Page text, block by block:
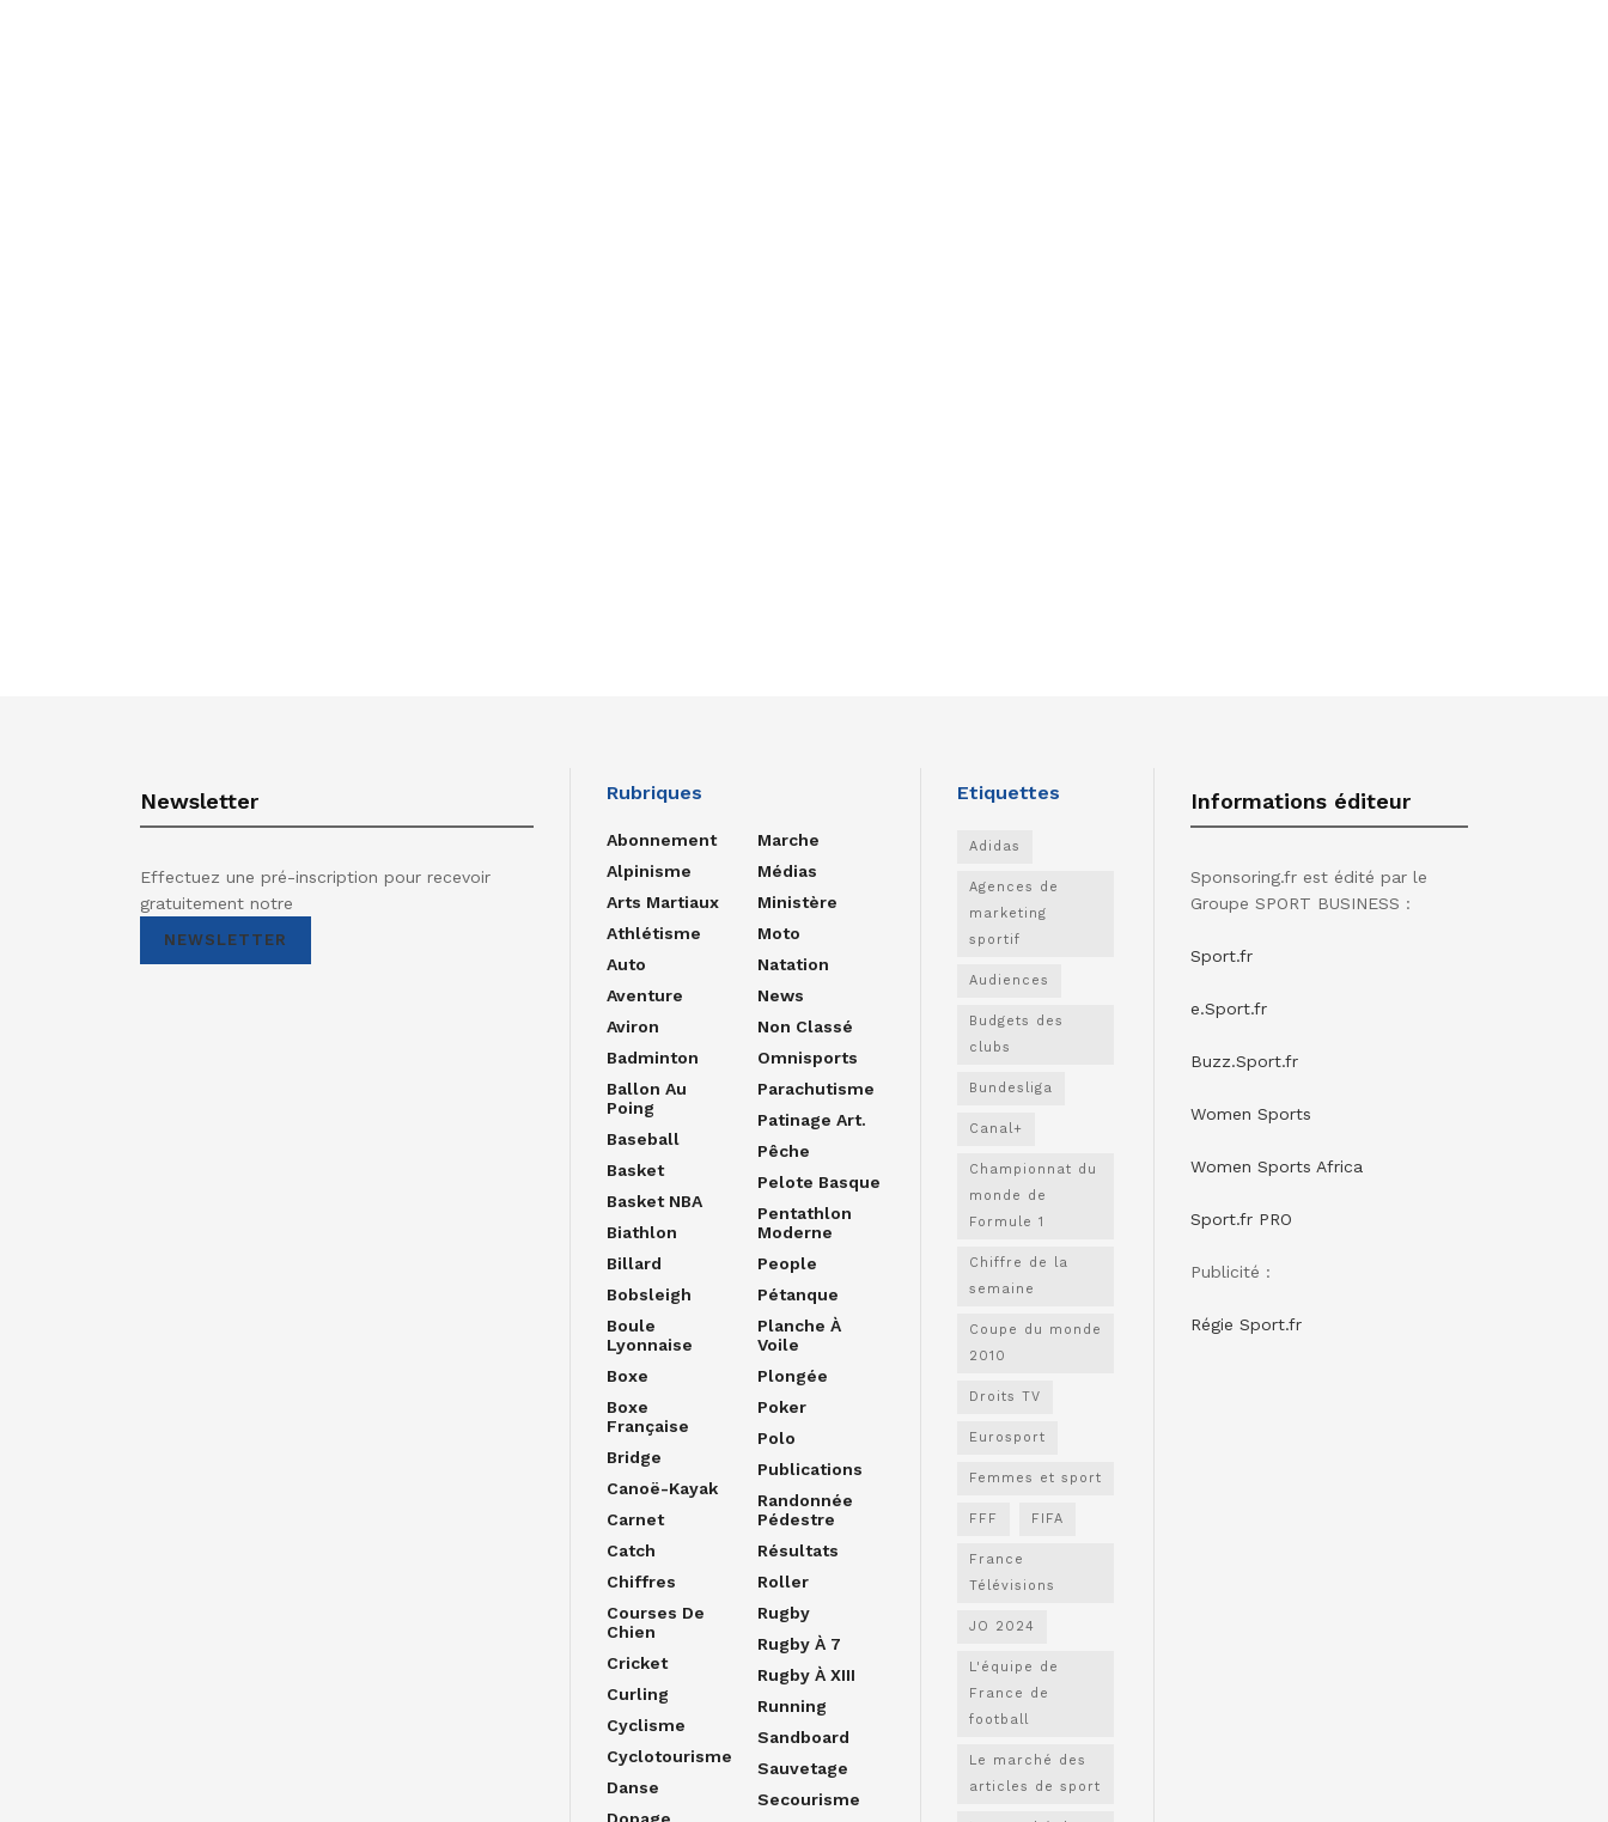
Newsletter
Effectuez une pré-inscription pour recevoir
gratuitement notre
NEWSLETTER
Rubriques
Abonnement
Alpinisme
Arts Martiaux
Athlétisme
Auto
Aventure
Aviron
Badminton
Ballon Au
Poing
Baseball
Basket
Basket NBA
Biathlon
Billard
Bobsleigh
Boule
Lyonnaise
Boxe
Boxe
Française
Bridge
Canoë-Kayak
Carnet
Catch
Chiffres
Courses De
Chien
Cricket
Curling
Cyclisme
Cyclotourisme
Danse
Marche
Médias
Ministère
Moto
Natation
News
Non Classé
Omnisports
Parachutisme
Patinage Art.
Pêche
Pelote Basque
Pentathlon
Moderne
People
Pétanque
Planche À
Voile
Plongée
Poker
Polo
Publications
Randonnée
Pédestre
Résultats
Roller
Rugby
Rugby À 7
Rugby À XIII
Running
Sandboard
Sauvetage
Secourisme
Etiquettes
Adidas
Agences de
marketing
sportif
Audiences
Budgets des
clubs
Bundesliga
Canal+
Championnat du
monde de
Formule 1
Chiffre de la
semaine
Coupe du monde
2010
Droits TV
Eurosport
Femmes et sport
FFF FIFA
France
Télévisions
JO 2024
L'équipe de
France de
football
Le marché des
articles de sport
Informations éditeur
Sponsoring.fr est édité par le
Groupe SPORT BUSINESS :
Sport.fr
e.Sport.fr
Buzz.Sport.fr
Women Sports
Women Sports Africa
Sport.fr PRO
Publicité :
Régie Sport.fr